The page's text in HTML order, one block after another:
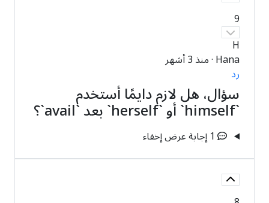
9
H
Hana
·منذ 3 أشهر
رد
سؤال، هل لازم دايمًا أستخدم
`himself` أو `herself` بعد `avail`؟
1 إجابة عرضإخفاء